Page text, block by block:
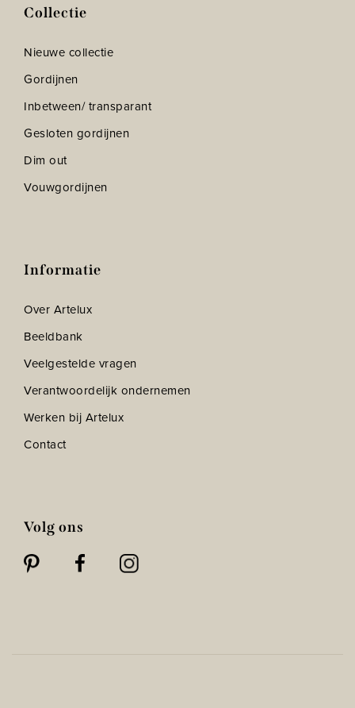
Collectie
Nieuwe collectie
Gordijnen
Inbetween/ transparant
Gesloten gordijnen
Dim out
Vouwgordijnen
Informatie
Over Artelux
Beeldbank
Veelgestelde vragen
Verantwoordelijk ondernemen
Werken bij Artelux
Contact
Volg ons